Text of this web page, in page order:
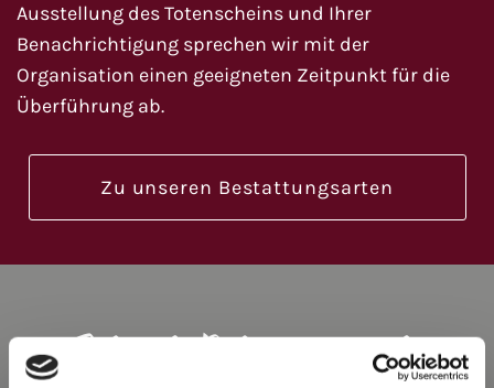
Ausstellung des Totenscheins und Ihrer
Benachrichtigung sprechen wir mit der
Organisation einen geeigneten Zeitpunkt für die
Überführung ab.
Zu unseren Bestattungsarten
Folgende Dokumente werden